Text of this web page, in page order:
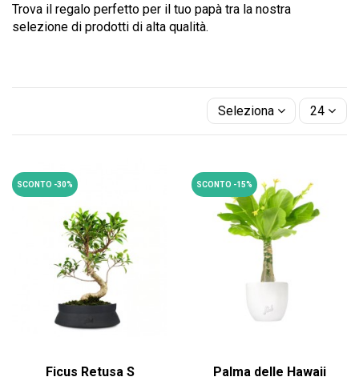
Trova il regalo perfetto per il tuo papà tra la nostra
selezione di prodotti di alta qualità.
Seleziona 24
SCONTO -30%
Ficus Retusa S
SCONTO -15%
Palma delle Hawaii